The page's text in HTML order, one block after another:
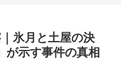
氷月と土屋の決
示す事件の真相